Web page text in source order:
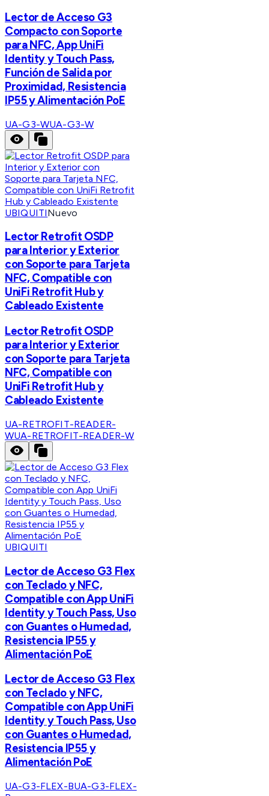
Lector de Acceso G3
Compacto con Soporte
para NFC, App UniFi
Identity y Touch Pass,
Función de Salida por
Proximidad, Resistencia
IP55 y Alimentación PoE
UA-G3-WUA-G3-W
UBIQUITINuevo
Lector Retrofit OSDP
para Interior y Exterior
con Soporte para Tarjeta
NFC, Compatible con
UniFi Retrofit Hub y
Cableado Existente
Lector Retrofit OSDP
para Interior y Exterior
con Soporte para Tarjeta
NFC, Compatible con
UniFi Retrofit Hub y
Cableado Existente
UA-RETROFIT-READER-
WUA-RETROFIT-READER-W
UBIQUITI
Lector de Acceso G3 Flex
con Teclado y NFC,
Compatible con App UniFi
Identity y Touch Pass, Uso
con Guantes o Humedad,
Resistencia IP55 y
Alimentación PoE
Lector de Acceso G3 Flex
con Teclado y NFC,
Compatible con App UniFi
Identity y Touch Pass, Uso
con Guantes o Humedad,
Resistencia IP55 y
Alimentación PoE
UA-G3-FLEX-BUA-G3-FLEX-